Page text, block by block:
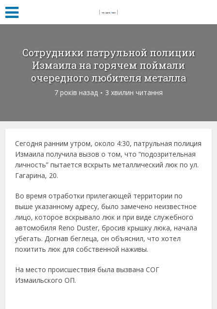
Сотрудники патрульной полиции
Измаила на горячем поймали
очередного любителя металла
7 років назад 3 хвилин читання
Сегодня ранним утром, около 4:30, патрульная полиция
Измаила получила вызов о том, что “подозрительная
личность” пытается вскрыть металлический люк по ул.
Гагарина, 20.
Во время отработки прилегающей территории по
выше указанному адресу, было замечено неизвестное
лицо, которое вскрывало люк и при виде служебного
автомобиля Reno Duster, бросив крышку люка, начала
убегать. Догнав беглеца, он объяснил, что хотел
похитить люк для собственной наживы.
На место происшествия была вызвана СОГ
Измаильского ОП.